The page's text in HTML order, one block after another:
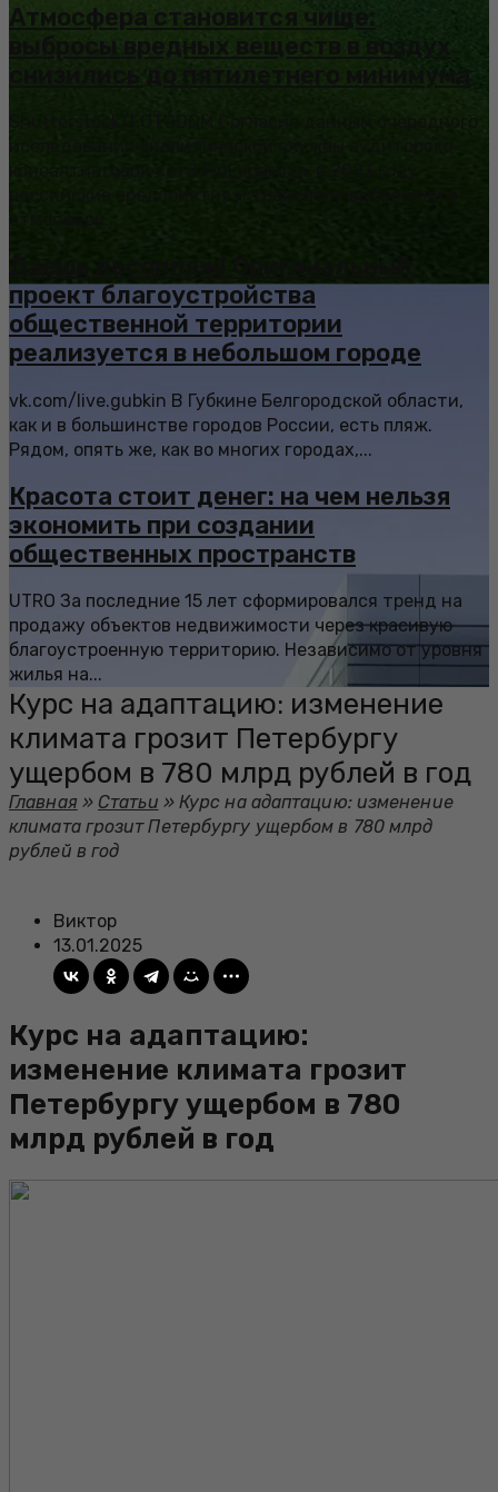
Атмосфера становится чище:
выбросы вредных веществ в воздух
снизились до пятилетнего минимума
проект благоустройства
общественной территории
реализуется в небольшом городе
vk.com/live.gubkin В Губкине Белгородской области,
как и в большинстве городов России, есть пляж.
Рядом, опять же, как во многих городах,...
Красота стоит денег: на чем нельзя
экономить при создании
общественных пространств
UTRO За последние 15 лет сформировался тренд на
продажу объектов недвижимости через красивую
благоустроенную территорию. Независимо от уровня
жилья на...
Курс на адаптацию: изменение
климата грозит Петербургу
ущербом в 780 млрд рублей в год
Главная » Статьи » Курс на адаптацию: изменение
климата грозит Петербургу ущербом в 780 млрд
рублей в год
Виктор
13.01.2025
Курс на адаптацию:
изменение климата грозит
Петербургу ущербом в 780
млрд рублей в год